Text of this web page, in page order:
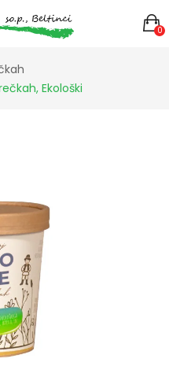
0
Ekološki